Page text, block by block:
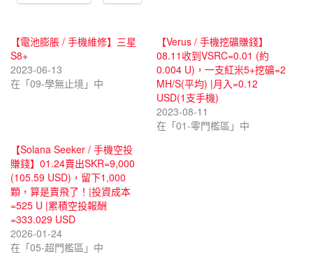
【電池膨脹 / 手機維修】三星
S8+
2023-06-13
在「09-學無止境」中
【Verus / 手機挖礦賺錢】
08.11收到VSRC=0.01 (約
0.004 U)，一支紅米5+挖礦=2
MH/S(平均) |月入=0.12
USD(1支手機)
2023-08-11
在「01-零門檻區」中
【Solana Seeker / 手機空投
賺錢】01.24賣出SKR=9,000
(105.59 USD)，留下1,000
顆，算是賣飛了！|投資成本
=525 U |累積空投報酬
=333.029 USD
2026-01-24
在「05-超門檻區」中